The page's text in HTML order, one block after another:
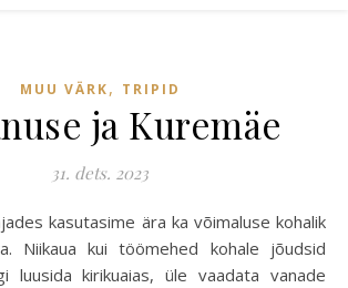
MUU VÄRK, TRIPID
ja Kuremäe
31. dets. 2023
Niikaua kui töömehed kohale jõudsid
luusida kirikuaias, üle vaadata vanade